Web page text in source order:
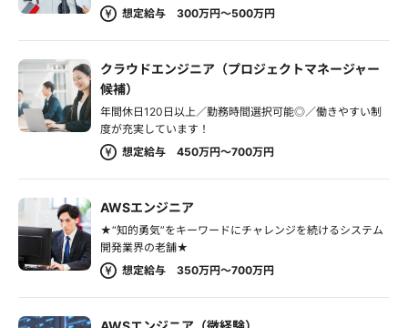
想定給与 300万円～500万円
クラウドエンジニア（プロジェクトマネージャー
候補）
年間休日120日以上／勤務時間選択可能◎／働きやすい制
度が充実しています！
想定給与 450万円～700万円
AWSエンジニア
★“知的勇気”をキーワードにチャレンジを続けるシステム
開発業界の老舗★
想定給与 350万円～700万円